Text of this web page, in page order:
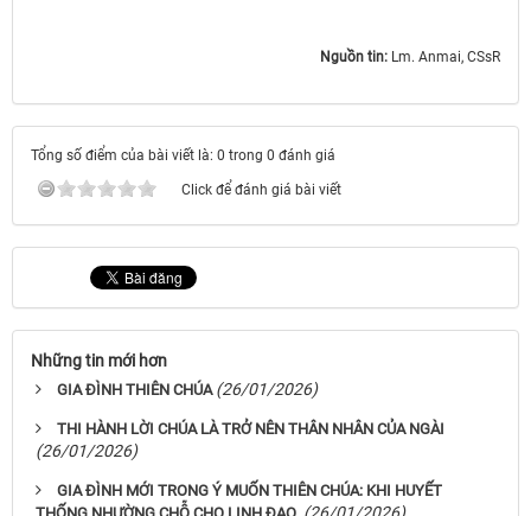
Nguồn tin: Lm. Anmai, CSsR
Tổng số điểm của bài viết là: 0 trong 0 đánh giá
Click để đánh giá bài viết
Những tin mới hơn
GIA ĐÌNH THIÊN CHÚA (26/01/2026)
THI HÀNH LỜI CHÚA LÀ TRỞ NÊN THÂN NHÂN CỦA NGÀI
(26/01/2026)
GIA ĐÌNH MỚI TRONG Ý MUỐN THIÊN CHÚA: KHI HUYẾT